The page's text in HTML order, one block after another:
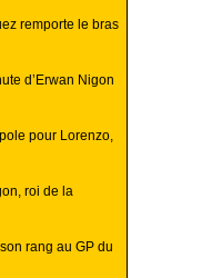
remporte le bras
d’Erwan Nigon
pour Lorenzo,
roi de la
rang au GP du